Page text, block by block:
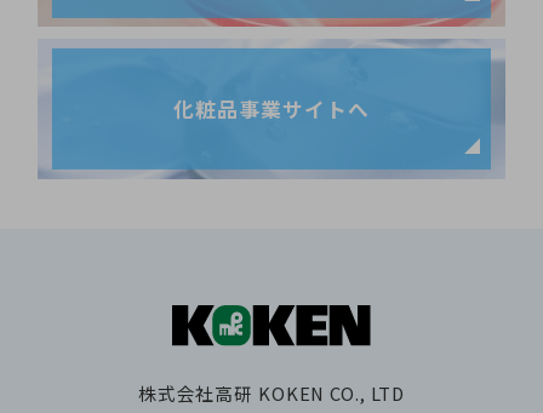
化粧品事業サイトへ
株式会社高研 KOKEN CO., LTD